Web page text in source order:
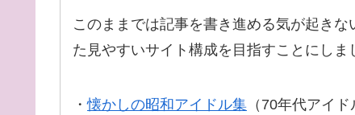
このままでは記事を書き進める気が起き
た見やすいサイト構成を目指すことにしま
・懐かしの昭和アイドル集 （70年代アイ